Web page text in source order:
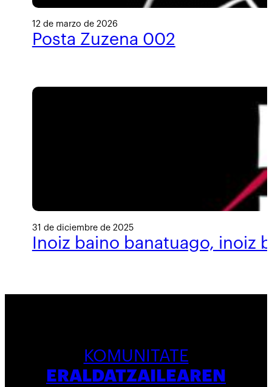
12 de marzo de 2026
Posta Zuzena 002
31 de diciembre de 2025
Inoiz baino banatuago, inoiz
KOMUNITATE
ERALDATZAILEAREN